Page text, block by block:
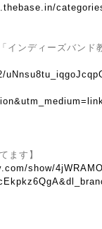
インディーズバン
ます】
show/